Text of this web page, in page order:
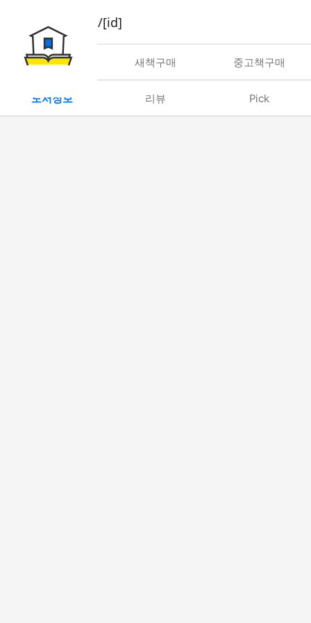
book/rent/[id]
대여 새책구매 중고책구매
도서정보 리뷰 Pick